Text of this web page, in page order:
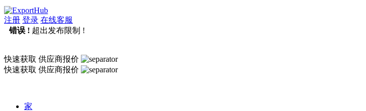
注册 登录 在线客服
错误 ! 超出发布限制 !
快速获取 供应商报价
快速获取 供应商报价
家